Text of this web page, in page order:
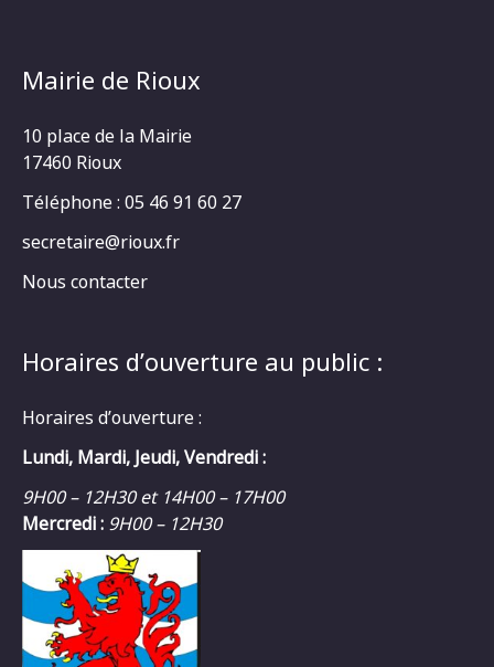
Mairie de Rioux
10 place de la Mairie
17460 Rioux
Téléphone : 05 46 91 60 27
secretaire@rioux.fr
Nous contacter
Horaires d’ouverture au public :
Horaires d’ouverture :
Lundi, Mardi, Jeudi, Vendredi :
9H00 – 12H30 et 14H00 – 17H00
Mercredi : 9H00 – 12H30